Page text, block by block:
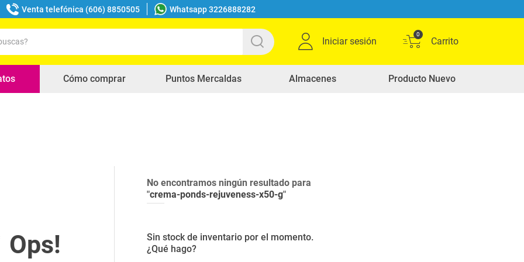
Venta telefónica (606) 8850505 Whatsapp 3226888282
Iniciar sesión
0
Cómo comprar Puntos Mercaldas Almacenes Producto Nuevo
No encontramos ningún resultado para
"crema-ponds-rejuveness-x50-g"
Sin stock de inventario por el momento.
¿Qué hago?
buscados